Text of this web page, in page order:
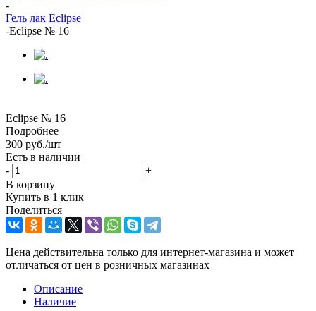
-
Гель лак Eclipse
-Eclipse № 16
Eclipse № 16
Подробнее
300 руб./шт
Есть в наличии
-
+
В корзину
Купить в 1 клик
Поделиться
Цена действительна только для интернет-магазина и может
отличаться от цен в розничных магазинах
Описание
Наличие